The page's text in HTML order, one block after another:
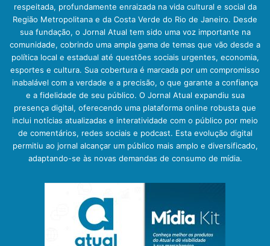
respeitada, profundamente enraizada na vida cultural e social da
Região Metropolitana e da Costa Verde do Rio de Janeiro. Desde
sua fundação, o Jornal Atual tem sido uma voz importante na
comunidade, cobrindo uma ampla gama de temas que vão desde a
política local e estadual até questões sociais urgentes, economia,
esportes e cultura. Sua cobertura é marcada por um compromisso
inabalável com a verdade e a precisão, o que garante a confiança
e a fidelidade de seu público. O Jornal Atual expandiu sua
presença digital, oferecendo uma plataforma online robusta que
inclui notícias atualizadas e interatividade com o público por meio
de comentários, redes sociais e podcast. Esta evolução digital
permitiu ao jornal alcançar um público mais amplo e diversificado,
adaptando-se às novas demandas de consumo de mídia.